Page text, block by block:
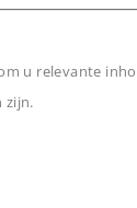
u relevante
zijn.